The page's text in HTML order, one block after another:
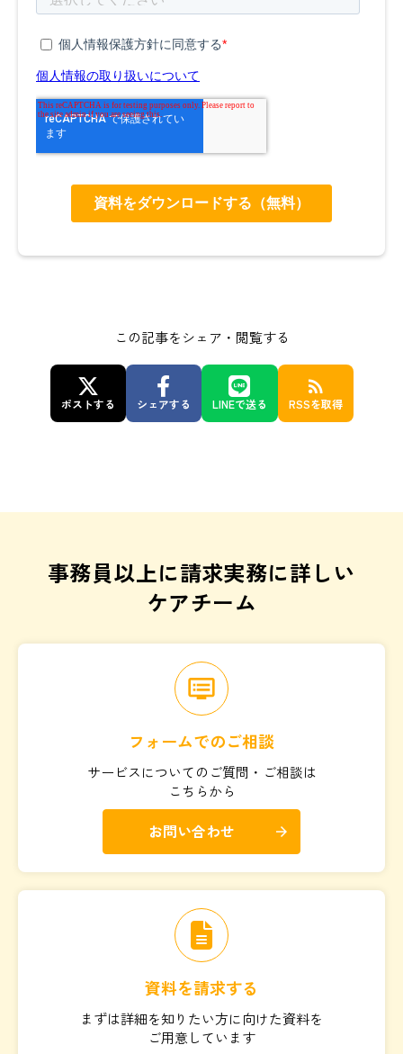
この記事をシェア・閲覧する
ポストする シェアする LINEで送る
rss_feed
RSSを取得
事務員以上に請求実務に詳しい
ケアチーム
dvr
フォームでのご相談
サービスについてのご質問・ご相談は
こちらから
お問い合わせ arrow_forward
資料を請求する
まずは詳細を知りたい方に向けた資料を
ご用意しています